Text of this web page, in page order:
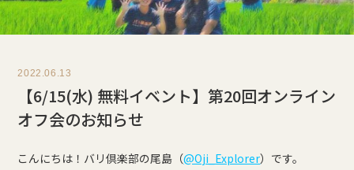
2022.06.13
【6/15(水) 無料イベント】第20回オンライン
オフ会のお知らせ
こんにちは！バリ倶楽部の尾島（@Oji_Explorer）です。